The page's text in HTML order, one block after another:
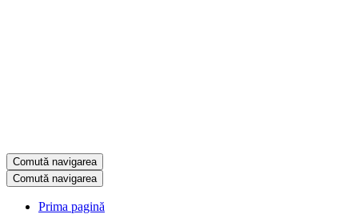
Comută navigarea
Comută navigarea
Prima pagină